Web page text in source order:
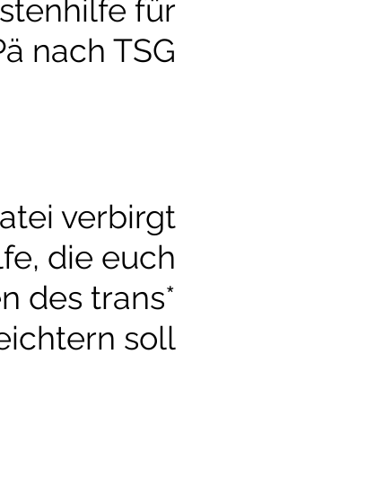
für
nach TSG
verbirgt
die euch
des trans*
soll